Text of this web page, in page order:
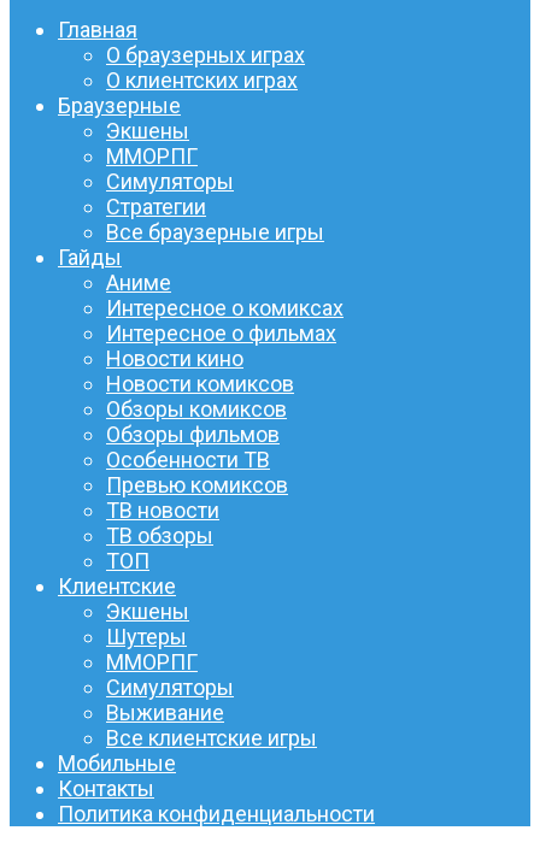
Главная
О браузерных играх
О клиентских играх
Браузерные
Экшены
ММОРПГ
Симуляторы
Стратегии
Все браузерные игры
Гайды
Аниме
Интересное о комиксах
Интересное о фильмах
Новости кино
Новости комиксов
Обзоры комиксов
Обзоры фильмов
Особенности ТВ
Превью комиксов
ТВ новости
ТВ обзоры
ТОП
Клиентские
Экшены
Шутеры
ММОРПГ
Симуляторы
Выживание
Все клиентские игры
Мобильные
Контакты
Политика конфиденциальности